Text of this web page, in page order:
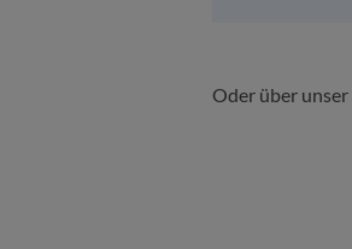
Oder über unser